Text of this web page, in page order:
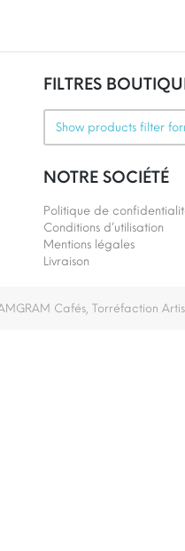
FILTRES
Show products filter
NOTRE SOCIÉTÉ
Politique de
Conditions d’utilisation
Mentions légales
Livraison
Cafés, Torréfaction